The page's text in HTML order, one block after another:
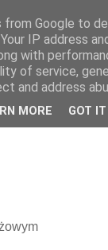
from Google to
IP address
with
of service,
and address
MORE GOT IT